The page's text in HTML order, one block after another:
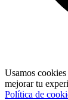
Usamos
mejorar tu
Política de